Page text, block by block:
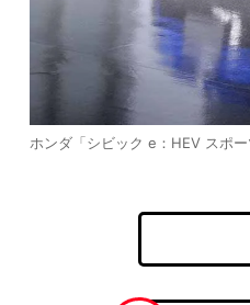
ホンダ「シビック e：HEV スポー